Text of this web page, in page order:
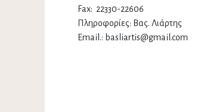
Fax: 22330-22606
Πληροφορίες: Βας. Λιάρτης
Email.: basliartis@gmail.com